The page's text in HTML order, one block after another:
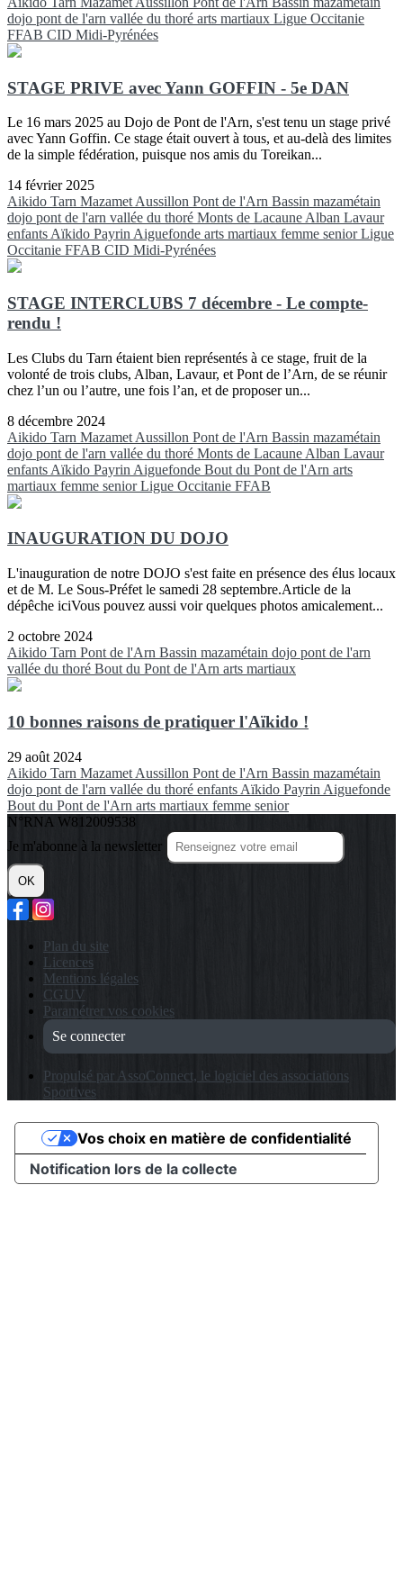
dojo pont de l'arn vallée du thoré arts martiaux Ligue Occitanie
FFAB CID Midi-Pyrénées
STAGE PRIVE avec Yann GOFFIN - 5e DAN
Le 16 mars 2025 au Dojo de Pont de l'Arn, s'est tenu un stage privé
avec Yann Goffin. Ce stage était ouvert à tous, et au-delà des limites
de la simple fédération, puisque nos amis du Toreikan...
14 février 2025
Aikido Tarn Mazamet Aussillon Pont de l'Arn Bassin mazamétain
dojo pont de l'arn vallée du thoré Monts de Lacaune Alban Lavaur
enfants Aïkido Payrin Aiguefonde arts martiaux femme seniorLigue
Occitanie FFAB CID Midi-Pyrénées
STAGE INTERCLUBS 7 décembre - Le compte-
rendu !
Les Clubs du Tarn étaient bien représentés à ce stage, fruit de la
volonté de trois clubs, Alban, Lavaur, et Pont de l’Arn, de se réunir
chez l’un ou l’autre, une fois l’an, et de proposer un...
8 décembre 2024
Aikido Tarn Mazamet Aussillon Pont de l'Arn Bassin mazamétain
dojo pont de l'arn vallée du thoré Monts de Lacaune Alban Lavaur
enfants Aïkido Payrin Aiguefonde Bout du Pont de l'Arn arts
martiaux femme seniorLigue Occitanie FFAB
INAUGURATION DU DOJO
L'inauguration de notre DOJO s'est faite en présence des élus locaux
et de M. Le Sous-Préfet le samedi 28 septembre.Article de la
dépêche iciVous pouvez aussi voir quelques photos amicalement...
2 octobre 2024
Aikido Tarn Pont de l'Arn Bassin mazamétain dojo pont de l'arn
vallée du thoré Bout du Pont de l'Arn arts martiaux
10 bonnes raisons de pratiquer l'Aïkido !
29 août 2024
Aikido Tarn Mazamet Aussillon Pont de l'Arn Bassin mazamétain
dojo pont de l'arn vallée du thoré enfants Aïkido Payrin Aiguefonde
Bout du Pont de l'Arn arts martiaux femme senior
N°RNA W812009538
Je m'abonne à la newsletter
OK
Plan du site
Licences
Mentions légales
CGUV
Paramétrer vos cookies
Se connecter
Propulsé par AssoConnect, le logiciel des associations
Sportives
Notification lors de la collecte
Vos choix en matière de confidentialité